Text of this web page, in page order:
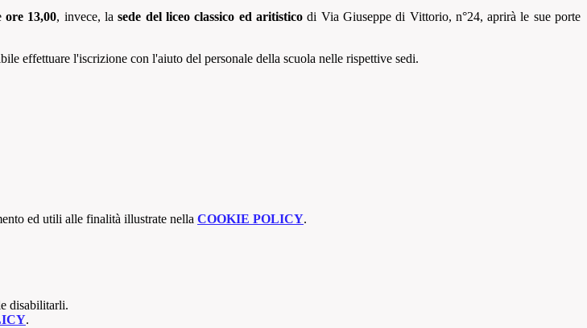
ore 13,00, invece, lasede del liceo classico ed aritisticodi Via Giuseppe di Vittorio, n°24, aprirà le sue porte
effettuare l'iscrizione con l'aiuto del personale della scuola nelle rispettive sedi.
ed utili alle finalità illustrate nella COOKIE POLICY.
disabilitarli.
.